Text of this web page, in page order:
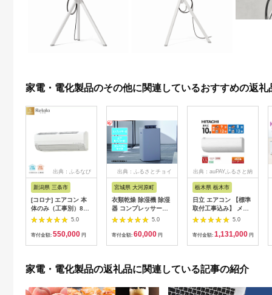
家電・電化製品のその他に関連しているおすすめの返礼
出典：ふるなび
新潟県 三条市
[コロナ] エアコン 本
体のみ（工事別）8畳
用 単相100V CSH-
S25AR(W) 省エネ&清
潔機能充実 リララSシ
5.0
寄付金額: 550,000 円
出典：ふるさとチョイ
宮城県 大河原町
衣類乾燥 除湿機 除湿
器 コンプレッサー式
除湿量 7L IJC-P70-H
グレー 梅雨 洗濯物干
し 室内物干し 部屋干
ヤマ
5.0
寄付金額: 60,000 円
出典：auPAYふるさと納
栃木県 栃木市
日立 エアコン 【標準
取付工事込み】 メガ
暖 白くまくん XKシリ
ーズ【 10畳用 】寒冷
地仕様 200Vタイプ
人気 おすすめ 】
5.0
寄付金額: 1,131,000 円
家電・電化製品の返礼品に関連している記事の紹介